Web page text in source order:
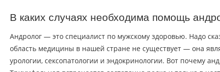
В каких случаях необходима помощь
Андролог — это специалист по мужскому здоровью. Надо
область медицины в нашей стране не существует — она
урологии, сексопатологии и эндокринологии. Вот почему